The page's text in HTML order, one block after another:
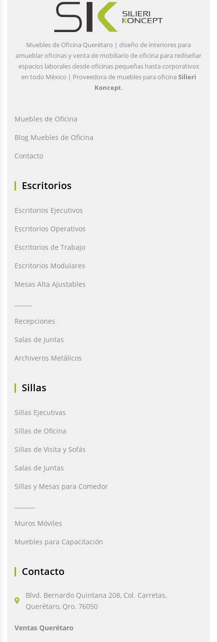
Muebles de Oficina Querétaro | diseño de interiores para
amueblar oficinas y venta de mobiliario de oficina para rediseñar
espacios laborales desde oficinas pequeñas hasta corporativos
en todo México | Proveedora de muebles para oficina Silieri
Koncept.
Muebles de Oficina
Blog Muebles de Oficina
Contacto
Escritorios
Escritorios Ejecutivos
Escritorios Operativos
Escritorios de Trabajo
Escritorios Modulares
Mesas Alta Ajustables
Recepciones
Salas de Juntas
Archiveros Metálicos
Sillas
Sillas Ejecutivas
Sillas de Oficina
Sillas de Visita y Sofás
Salas de Juntas
Sillas y Mesas para Comedor
Muros Móviles
Muebles para Capacitación
Contacto
Blvd. Bernardo Quintana 208, Col. Carretas,
Querétaro, Qro. 76050
Ventas Querétaro